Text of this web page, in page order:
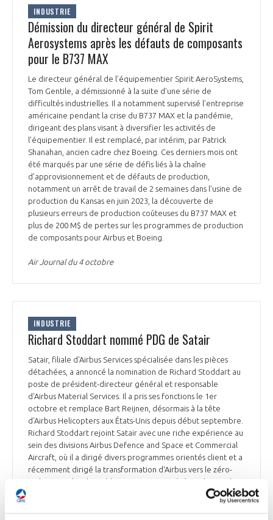
INDUSTRIE
Démission du directeur général de Spirit
Aerosystems après les défauts de composants
pour le B737 MAX
Le directeur général de l’équipementier Spirit AeroSystems,
Tom Gentile, a démissionné à la suite d’une série de
difficultés industrielles. Il a notamment supervisé l’entreprise
américaine pendant la crise du B737 MAX et la pandémie,
dirigeant des plans visant à diversifier les activités de
l’équipementier. Il est remplacé, par intérim, par Patrick
Shanahan, ancien cadre chez Boeing. Ces derniers mois ont
été marqués par une série de défis liés à la chaîne
d’approvisionnement et de défauts de production,
notamment un arrêt de travail de 2 semaines dans l’usine de
production du Kansas en juin 2023, la découverte de
plusieurs erreurs de production coûteuses du B737 MAX et
plus de 200 M$ de pertes sur les programmes de production
de composants pour Airbus et Boeing.
Air Journal du 4 octobre
INDUSTRIE
Richard Stoddart nommé PDG de Satair
Satair, filiale d'Airbus Services spécialisée dans les pièces
détachées, a annoncé la nomination de Richard Stoddart au
poste de président-directeur général et responsable
d'Airbus Material Services. Il a pris ses fonctions le 1er
octobre et remplace Bart Reijnen, désormais à la tête
d'Airbus Helicopters aux États-Unis depuis début septembre.
Richard Stoddart rejoint Satair avec une riche expérience au
sein des divisions Airbus Defence and Space et Commercial
Aircraft, où il a dirigé divers programmes orientés client et a
récemment dirigé la transformation d'Airbus vers le zéro-
carbone. Richard Stoddart a notamment été en charge des
services clients pour les programmes d'avions commerciaux